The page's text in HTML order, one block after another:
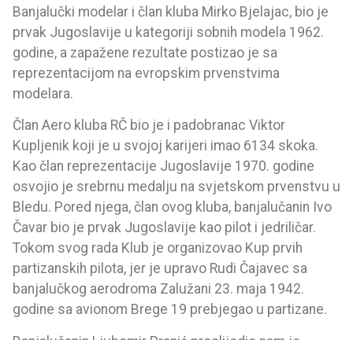
Banjalučki modelar i član kluba Mirko Bjelajac, bio je
prvak Jugoslavije u kategoriji sobnih modela 1962.
godine, a zapažene rezultate postizao je sa
reprezentacijom na evropskim prvenstvima
modelara.
Član Aero kluba RČ bio je i padobranac Viktor
Kupljenik koji je u svojoj karijeri imao 6134 skoka.
Kao član reprezentacije Jugoslavije 1970. godine
osvojio je srebrnu medalju na svjetskom prvenstvu u
Bledu. Pored njega, član ovog kluba, banjalučanin Ivo
Čavar bio je prvak Jugoslavije kao pilot i jedriličar.
Tokom svog rada Klub je organizovao Kup prvih
partizanskih pilota, jer je upravo Rudi Čajavec sa
banjalučkog aerodroma Zalužani 23. maja 1942.
godine sa avionom Brege 19 prebjegao u partizane.